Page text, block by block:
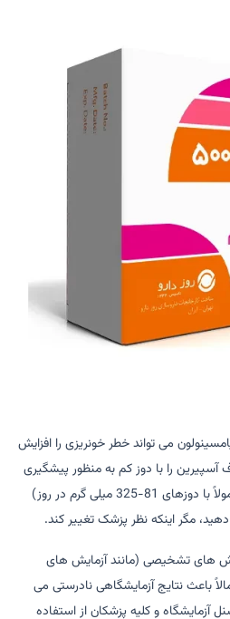
می تواند خطر خونریزی را افزایش
را با دوز کم به منظور پیشگیری
از حمله قلبی یا سکته مغزی (معمولاً با دوزهای 81-325 میلی گرم در روز)
مگر اینکه نظر پزشک تغییر کند.
های تشخیصی (مانند آزمایش های
باعث نتایج آزمایشگاهی نادرستی می
آزمایشگاه و کلیه پزشکان از استفاده